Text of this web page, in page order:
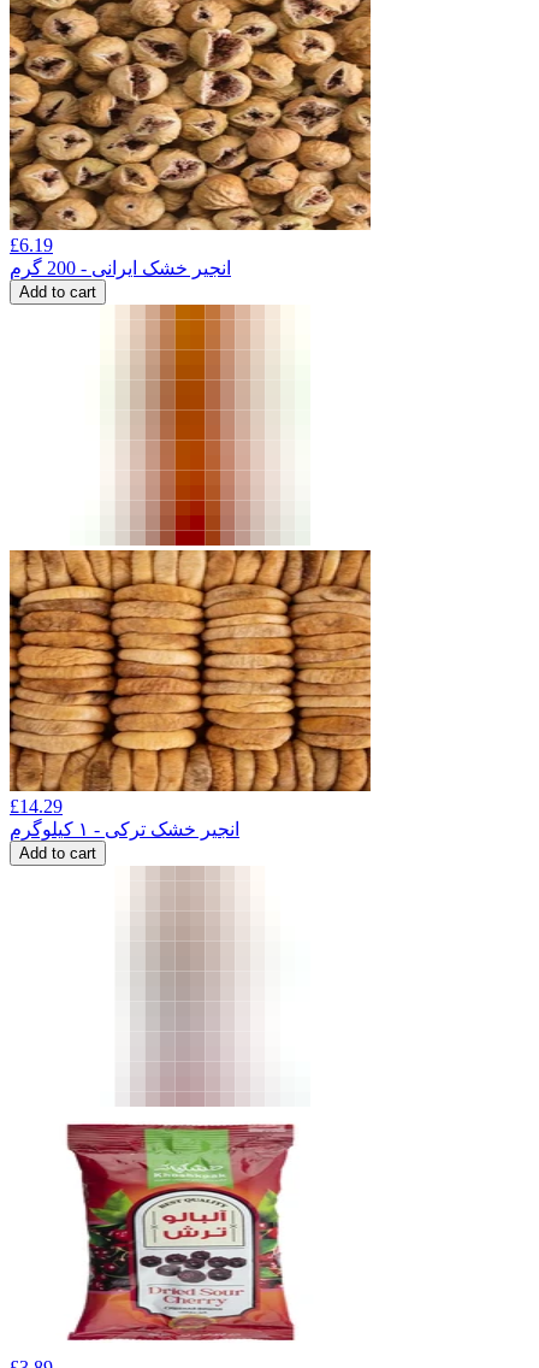
£6.19
انجیر خشک ایرانی - 200 گرم
Add to cart
£14.29
انجیر خشک ترکی - ۱ کیلوگرم
Add to cart